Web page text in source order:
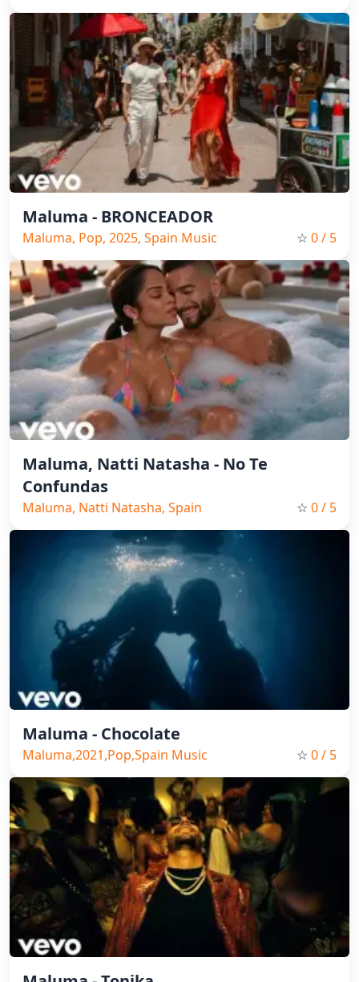
Maluma - BRONCEADOR
Maluma, Pop, 2025, Spain Music ☆ 0/ 5
Maluma, Natti Natasha - No Te
Confundas
Maluma, Natti Natasha, Spain
Music, Pop, 2025
☆ 0/ 5
Maluma - Chocolate
Maluma,2021,Pop,Spain Music ☆ 0/ 5